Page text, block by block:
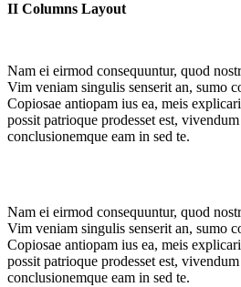
II Columns Layout
Nam ei eirmod consequuntur, quod
Vim veniam singulis senserit an, sumo
Copiosae antiopam ius ea, meis
possit patrioque prodesset est,
conclusionemque eam in sed te.
Nam ei eirmod consequuntur, quod
Vim veniam singulis senserit an, sumo
Copiosae antiopam ius ea, meis
possit patrioque prodesset est,
conclusionemque eam in sed te.